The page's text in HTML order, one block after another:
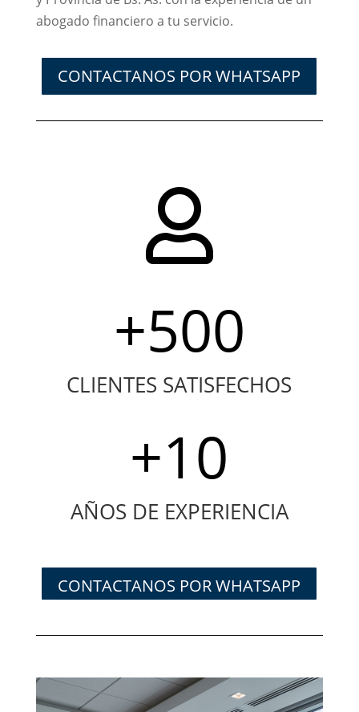
abogado financiero a tu servicio.
CONTACTANOS POR WHATSAPP

+500
CLIENTES SATISFECHOS
+10
AÑOS DE EXPERIENCIA
CONTACTANOS POR WHATSAPP